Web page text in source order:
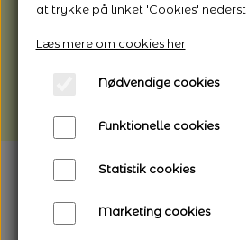
*Webshoppen er åben og
afhentning
Vi gør opmærksom på, at
længere leveringstid
at trykke på linket 'Cookies' nederst
Læs mere om cookies her
Nødvendige cookies
Funktionelle cookies
Statistik cookies
Marketing cookies